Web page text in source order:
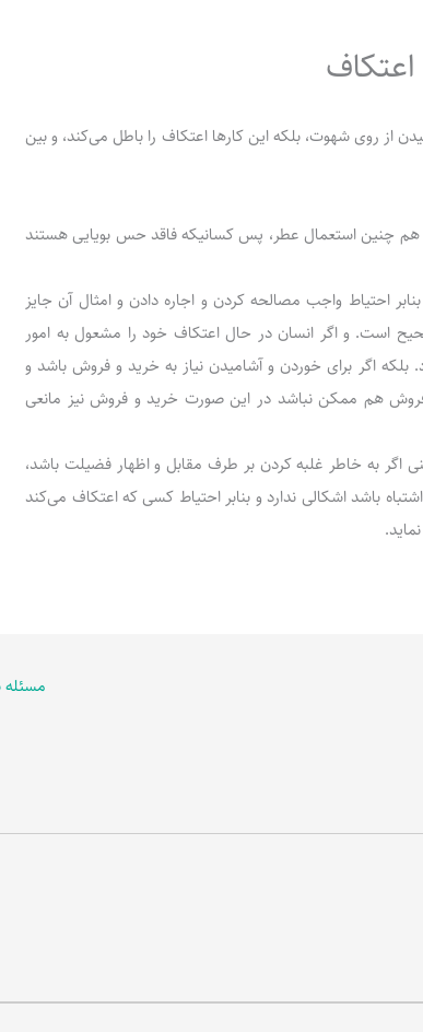
از روی شهوت، بلکه این کارها اعتکاف را باطل می‌کند، و بین
چنین استعمال عطر، پس کسانیکه فاقد حس بویایی هستند
احتیاط واجب مصالحه کردن و اجاره دادن و امثال آن جایز
است. و اگر انسان در حال اعتکاف خود را مشعول به امور
بلکه اگر برای خوردن و آشامیدن نیاز به خرید و فروش باشد و
فروش هم ممکن نباشد در این صورت خرید و فروش نیز مانعی
اگر به خاطر غلبه کردن بر طرف مقابل و اظهار فضیلت باشد،
باشد اشکالی ندارد و بنابر احتیاط کسی که اعتکاف می‌کند